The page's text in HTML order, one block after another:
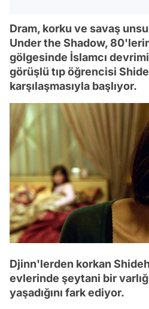
Dram, korku ve savaş
Under the Shadow,
gölgesinde İslamcı
görüşlü tıp öğrencisi
karşılaşmasıyla başlıyor.
Djinn'lerden korkan
evlerinde şeytani bir
yaşadığını fark ediyor.